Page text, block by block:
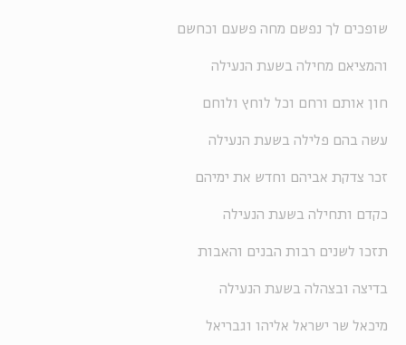
שופכים לך נפשם מחה פשעם וכחשם
והמציאם מחילה בשעת הנעילה
חון אותם ורחם וכל לוחץ ולוחם
עשה בהם פלילה בשעת הנעילה
זכר צדקת אביהם וחדש את ימיהם
כקדם ותחילה בשעת הנעילה
תזכו לשנים רבות הבנים והאבות
בדיצה ובצהלה בשעת הנעילה
מיכאל שר ישראל אליהו וגבריאל